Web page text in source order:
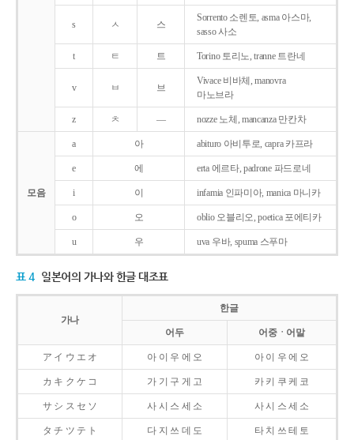
s ㅅ 스
Sorrento 소렌토, asma 아스마,
sasso 사소
t ㅌ 트 Torino 토리노, tranne 트란네
v ㅂ 브
Vivace 비바체, manovra
마노브라
z ㅊ ― nozze 노체, mancanza 만칸차
모음
a 아 abituro 아비투로, capra 카프라
e 에 erta 에르타, padrone 파드로네
i 이 infamia 인파미아, manica 마니카
o 오 oblio 오블리오, poetica 포에티카
u 우 uva 우바, spuma 스푸마
표 4 일본어의 가나와 한글 대조표
가나
한글
어두 어중ㆍ어말
ア イ ウ エ オ 아 이 우 에 오 아 이 우 에 오
カ キ ク ケ コ 가 기 구 게 고 카 키 쿠 케 코
サ シ ス セ ソ 사 시 스 세 소 사 시 스 세 소
タ チ ツ テ ト 다 지 쓰 데 도 타 치 쓰 테 토